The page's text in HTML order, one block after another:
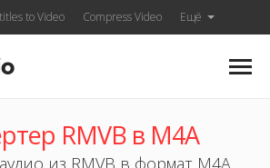
to Video Compress Video Ещё
RMVB в M4A
из RMVB в формат M4A